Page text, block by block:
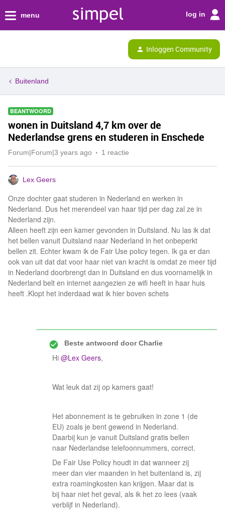
menu log in
Inloggen Community
Buitenland
BEANTWOORD
wonen in Duitsland 4,7 km over de
Nederlandse grens en studeren in Enschede
Forum|Forum|3 years ago 1 reactie
Lex Geers
Onze dochter gaat studeren in Nederland en werken in
Nederland. Dus het merendeel van haar tijd per dag zal ze in
Nederland zijn.
Alleen heeft zijn een kamer gevonden in Duitsland. Nu las ik dat
het bellen vanuit Duitsland naar Nederland in het onbeperkt
bellen zit. Echter kwam ik de Fair Use policy tegen. Ik ga er dan
ook van uit dat dat voor haar niet van kracht is omdat ze meer tijd
in Nederland doorbrengt dan in Duitsland en dus voornamelijk in
Nederland belt en internet aangezien ze wifi heeft in haar huis
heeft .Klopt het inderdaad wat ik hier boven schets
Beste antwoord doorCharlie
Hi @Lex Geers,
Wat leuk dat zij op kamers gaat!
Het abonnement is te gebruiken in zone 1 (de
EU) zoals je bent gewend in Nederland.
Daarbij kun je vanuit Duitsland gratis bellen
naar Nederlandse telefoonnummers, correct.
De Fair Use Policy houdt in dat wanneer zij
meer dan vier maanden in het buitenland is, zij
extra roamingkosten kan krijgen. Maar dat is
bij haar niet het geval, als ik het zo lees (vaak
verblijf in Nederland).